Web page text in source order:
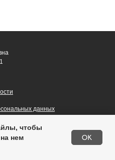
чтобы
нем
OK
данных